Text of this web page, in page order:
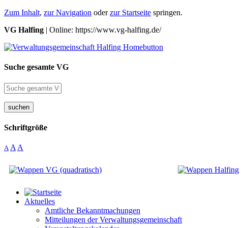
Zum Inhalt, zur Navigation oderzur Startseite springen.
VG Halfing | Online: https://www.vg-halfing.de/
Suche gesamte VG
suchen
Schriftgröße
A A A
Aktuelles
Amtliche Bekanntmachungen
Mitteilungen der Verwaltungsgemeinschaft